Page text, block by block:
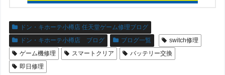
ドン・キホーテ小樽店 任天堂ゲーム修理ブログ
ドン・キホーテ小樽店 ブログ
ブログ一覧
switch修理
ゲーム機修理
スマートクリア
バッテリー交換
即日修理